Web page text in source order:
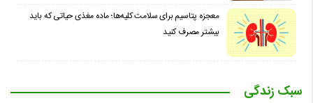
معجزه پتاسیم برای سلامت کلیه‌ها؛ ماده مغذی حیاتی که باید
بیشتر مصرف کنید
سبک زندگی